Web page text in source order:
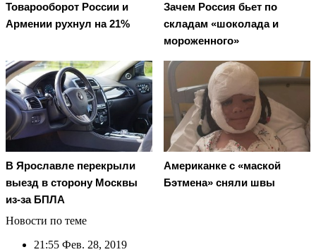
Товарооборот России и
Армении рухнул на 21%
Зачем Россия бьет по
складам «шоколада и
мороженного»
В Ярославле перекрыли
выезд в сторону Москвы
из-за БПЛА
Американке с «маской
Бэтмена» сняли швы
Новости по теме
21:55 Фев. 28, 2019